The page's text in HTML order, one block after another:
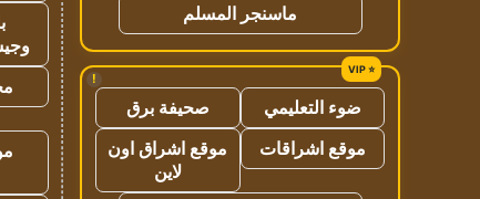
ماسنجر المسلم
!
ضوء التعليمي
صحيفة برق
موقع اشراقات
موقع اشراق اون
لاين